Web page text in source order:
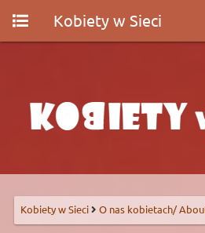
Kobiety w Sieci
Kobiety w Sieci O nas kobietach/